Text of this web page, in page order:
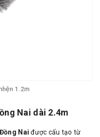
1.2m
Nai dài 2.4m
Nai được cấu tạo từ